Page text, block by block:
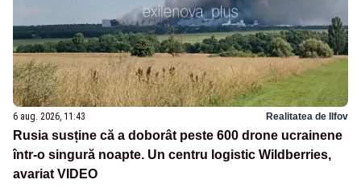
6 aug. 2026, 11:43 Realitatea de Ilfov
Rusia susține că a doborât peste 600 drone ucrainene
într-o singură noapte. Un centru logistic Wildberries,
avariat VIDEO